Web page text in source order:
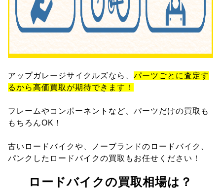
アップガレージサイクルズなら、 パーツごとに査定す
るから高価買取が期待できます！
フレームやコンポーネントなど、パーツだけの買取も
もちろんOK！
古いロードバイクや、ノーブランドのロードバイク、
パンクしたロードバイクの買取もお任せください！
ロードバイクの買取相場は？